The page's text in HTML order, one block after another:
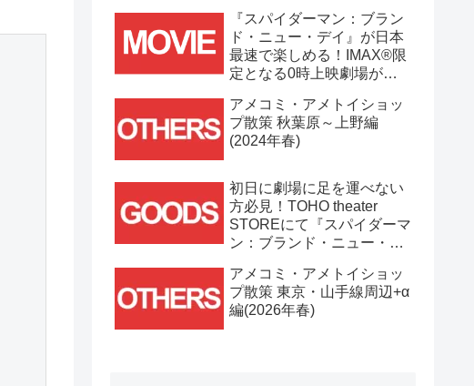
『スパイダーマン：ブラン
ド・ニュー・デイ』が日本
最速で楽しめる！IMAX®限
定となる0時上映劇場が決
アメコミ・アメトイショッ
プ散策 秋葉原～上野編
(2024年春)
初日に劇場に足を運べない
方必見！TOHO theater
STOREにて『スパイダーマ
ン：ブランド・ニュー・デ
7/31(金)11時より開始！！
アメコミ・アメトイショッ
プ散策 東京・山手線周辺+α
編(2026年春)